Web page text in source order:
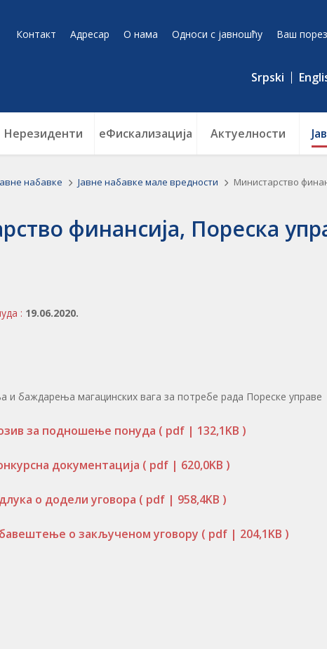
Контакт Адресар О нама Односи с јавношћу Ваш
Srpski
Нерезиденти еФискализација Актуелности
набавке Јавне набавке мале вредности Министарство
финансија, Пореска
: 19.06.2020.
и баждарења магацинских вага за потребе рада Пореске управе
за подношење понуда ( pdf | 132,1KB )
документација ( pdf | 620,0KB )
о додели уговора ( pdf | 958,4KB )
о закљученом уговору ( pdf | 204,1KB )